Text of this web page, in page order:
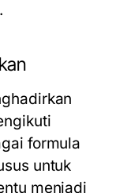
formula
untuk
menjadi